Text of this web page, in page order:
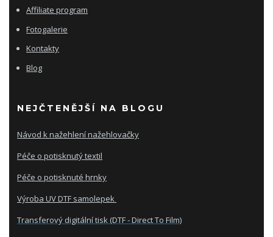
Affiliate program
Fotogalerie
Kontakty
Blog
NEJČTENĚJŠÍ NA BLOGU
Návod k nažehlení nažehlovačky
Péče o potisknutý textil
Péče o potisknuté hrnky
Výroba UV DTF samolepek
Transferový digitální tisk (DTF - Direct To Film)